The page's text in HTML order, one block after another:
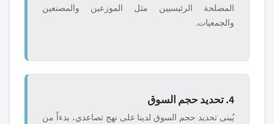
المصلحة الرئيسيين مثل الموزعين والمصنعين
والجمعيات.
4. تحديد حجم السوق
يُبنى تحديد حجم السوق لدينا على نهج تصاعدي، بدءاً من